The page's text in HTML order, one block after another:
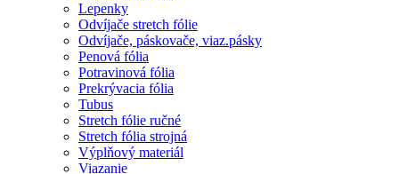
Lepenky
Odvíjače stretch fólie
Odvíjače, páskovače, viaz.pásky
Penová fólia
Potravinová fólia
Prekrývacia fólia
Tubus
Stretch fólie ručné
Stretch fólia strojná
Výplňový materiál
Viazanie